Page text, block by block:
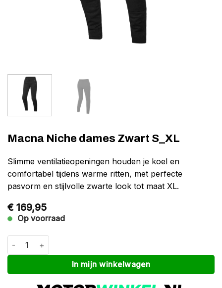
Macna Niche dames Zwart S_XL
Slimme ventilatieopeningen houden je koel en
comfortabel tijdens warme ritten, met perfecte
pasvorm en stijlvolle zwarte look tot maat XL.
€ 169,95
Op voorraad
Macna Niche dames Zwart S_XL aantal
In mijn winkelwagen
Alternative: